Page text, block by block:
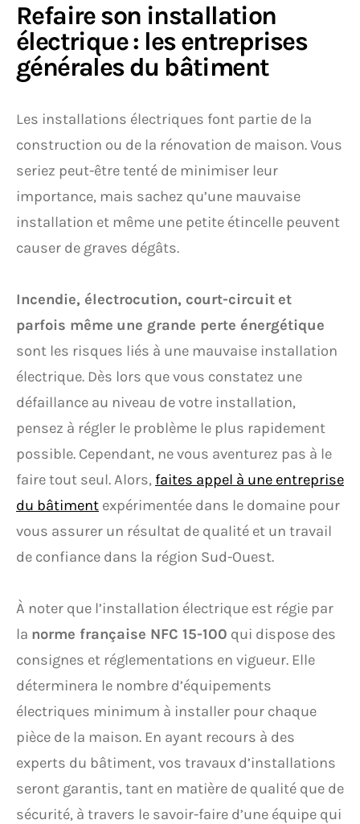
Refaire son installation
électrique : les entreprises
générales du bâtiment
Les installations électriques font partie de la
construction ou de la rénovation de maison. Vous
seriez peut-être tenté de minimiser leur
importance, mais sachez qu’une mauvaise
installation et même une petite étincelle peuvent
causer de graves dégâts.
Incendie, électrocution, court-circuit et
parfois même une grande perte énergétique
sont les risques liés à une mauvaise installation
électrique. Dès lors que vous constatez une
défaillance au niveau de votre installation,
pensez à régler le problème le plus rapidement
possible. Cependant, ne vous aventurez pas à le
faire tout seul. Alors, faites appel à une entreprise
du bâtiment expérimentée dans le domaine pour
vous assurer un résultat de qualité et un travail
de confiance dans la région Sud-Ouest.
À noter que l’installation électrique est régie par
la norme française NFC 15-100 qui dispose des
consignes et réglementations en vigueur. Elle
déterminera le nombre d’équipements
électriques minimum à installer pour chaque
pièce de la maison. En ayant recours à des
experts du bâtiment, vos travaux d’installations
seront garantis, tant en matière de qualité que de
sécurité, à travers le savoir-faire d’une équipe qui